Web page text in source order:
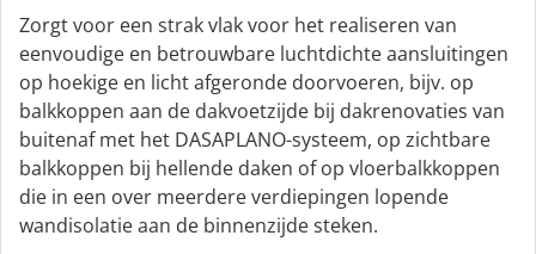
Zorgt voor een strak vlak voor het realiseren van
eenvoudige en betrouwbare luchtdichte aansluitingen
op hoekige en licht afgeronde doorvoeren, bijv. op
balkkoppen aan de dakvoetzijde bij dakrenovaties van
buitenaf met het DASAPLANO-systeem, op zichtbare
balkkoppen bij hellende daken of op vloerbalkkoppen
die in een over meerdere verdiepingen lopende
wandisolatie aan de binnenzijde steken.